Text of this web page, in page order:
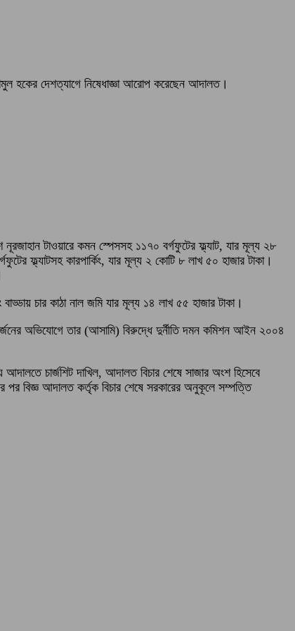
হকের দেশত্যাগে নিষেধাজ্ঞা আরোপ করেছেন আদালত।
টাওয়ারে কমন স্পেসসহ ১১৭০ বর্গফুটের ফ্ল্যাট, যার মূল্য ২৮
ফ্ল্যাটসহ কারপার্কিং, যার মূল্য ২ কোটি ৮ লাখ ৫০ হাজার টাকা।
চার কাঠা নাল জমি যার মূল্য ১৪ লাখ ৫৫ হাজার টাকা।
অভিযোগে তার (আসামি) বিরুদ্ধে দুর্নীতি দমন কমিশন আইন ২০০৪
চার্জশিট দাখিল, আদালত বিচার শেষে সাজার অংশ হিসেবে
বিজ্ঞ আদালত কর্তৃক বিচার শেষে সরকারের অনুকূলে সম্পত্তি